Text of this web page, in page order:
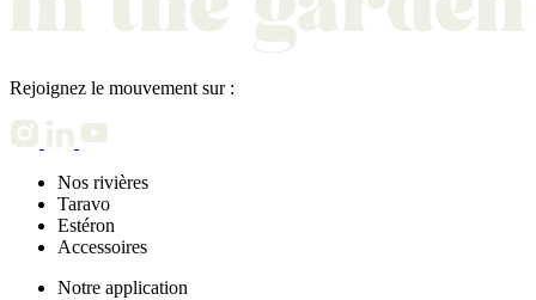
Rejoignez le mouvement sur :
Nos rivières
Taravo
Estéron
Accessoires
Notre application